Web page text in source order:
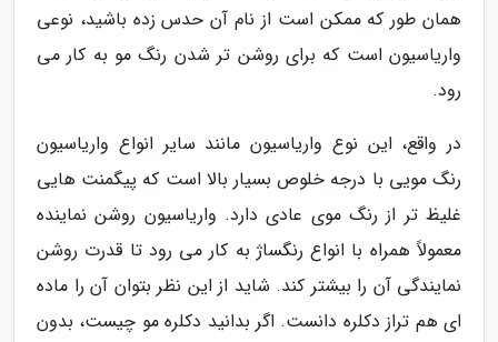
همان طور که ممکن است از نام آن حدس زده باشید، نوعی
واریاسیون است که برای روشن تر شدن رنگ مو به کار می
رود.
در واقع، این نوع واریاسیون مانند سایر انواع واریاسیون
رنگ مویی با درجه خلوص بسیار بالا است که پیگمنت هایی
غلیظ تر از رنگ موی عادی دارد. واریاسیون روشن نماینده
معمولاً همراه با انواع رنگساژ به کار می رود تا قدرت روشن
نمایندگی آن را بیشتر کند. شاید از این نظر بتوان آن را ماده
ای هم تراز دکلره دانست. اگر بدانید دکلره مو چیست، بدون